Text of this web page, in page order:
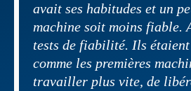
avait ses habitudes et un
machine soit moins fiable.
tests de fiabilité. Ils
comme les premières
travailler plus vite, de